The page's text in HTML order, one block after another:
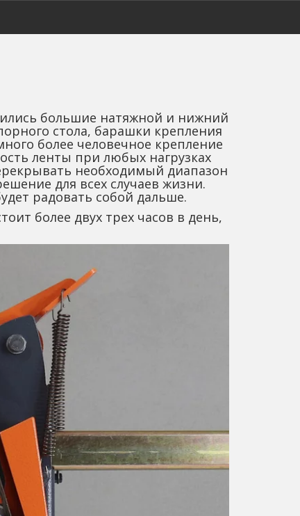
большие натяжной и нижний
стола, барашки крепления
более человечное крепление
ленты при любых нагрузках
необходимый диапазон
для всех случаев жизни.
радовать собой дальше.
более двух трех часов в день,